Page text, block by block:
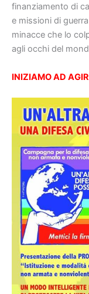
finanziamento di
e missioni di
minacce che lo
agli occhi del
INIZIAMO AD